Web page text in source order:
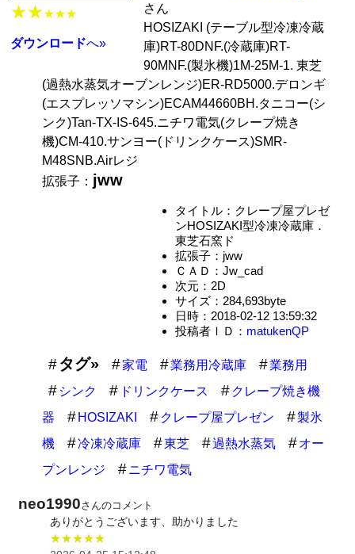
★★★★★
ダウンロードへ»
さん
HOSIZAKI (テーブル型冷凍冷蔵
庫)RT-80DNF.(冷蔵庫)RT-
90MNF.(製氷機)1M-25M-1. 東芝
(過熱水蒸気オーブンレンジ)ER-RD5000.デロンギ
(エスプレッソマシン)ECAM44660BH.タニコー(シ
ンク)Tan-TX-IS-645.ニチワ電気(クレープ焼き
機)CM-410.サンヨー(ドリンクケース)SMR-
M48SNB.Airレジ
拡張子： jww
タイトル：クレープ屋プレゼ
ンHOSIZAKI型冷凍冷蔵庫．
東芝石窯ド
拡張子：jww
ＣＡＤ：Jw_cad
次元：2D
サイズ：284,693byte
日時：2018-02-12 13:59:32
投稿者ＩＤ： matukenQP
タグ» 家電 業務用冷蔵庫
業務用
シンク
ドリンクケース
クレープ焼き機
器
HOSIZAKI クレープ屋プレゼン
製氷
機
冷凍冷蔵庫 東芝 過熱水蒸気
オー
プンレンジ
ニチワ電気
neo1990さんのコメント
ありがとうございます、助かりました
★★★★★